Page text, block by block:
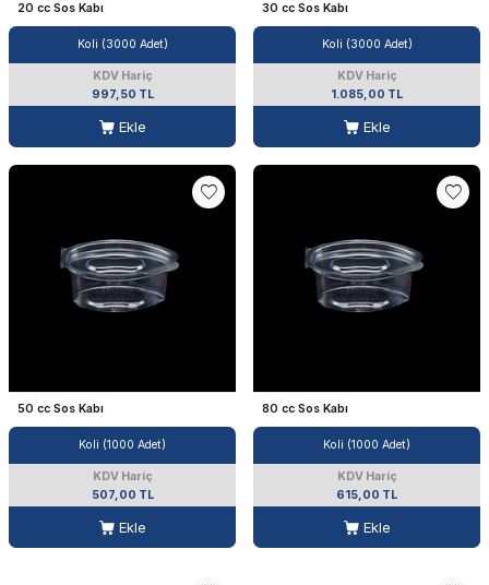
20 cc Sos Kabı
Koli (3000 Adet)
KDV Hariç
997,50 TL
Ekle
30 cc Sos Kabı
Koli (3000 Adet)
KDV Hariç
1.085,00 TL
Ekle
50 cc Sos Kabı
Koli (1000 Adet)
KDV Hariç
507,00 TL
Ekle
80 cc Sos Kabı
Koli (1000 Adet)
KDV Hariç
615,00 TL
Ekle